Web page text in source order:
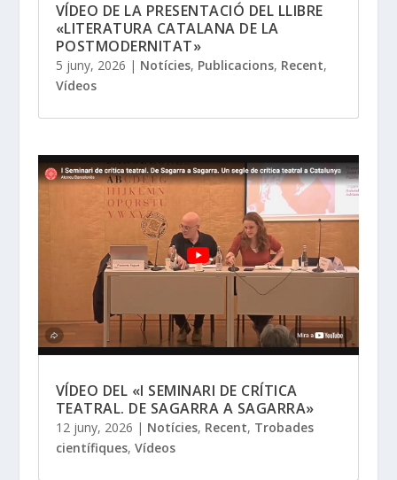
VÍDEO DE LA PRESENTACIÓ DEL LLIBRE
«LITERATURA CATALANA DE LA
POSTMODERNITAT»
5 juny, 2026 | Notícies, Publicacions, Recent,
Vídeos
VÍDEO DEL «I SEMINARI DE CRÍTICA
TEATRAL. DE SAGARRA A SAGARRA»
12 juny, 2026 | Notícies, Recent, Trobades
científiques, Vídeos